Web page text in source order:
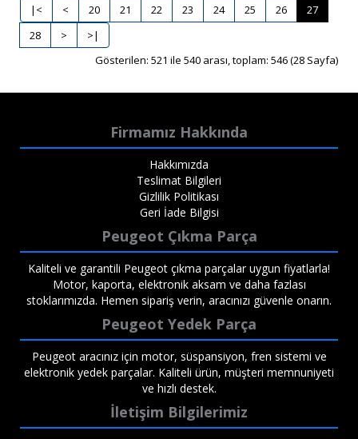
|< < 20 21 22 23 24 25 26
27
28
>
>|
Gösterilen: 521 ile 540 arası, toplam: 546 (28 Sayfa)
Firmamız Hakkında
Hakkımızda
Teslimat Bilgileri
Gizlilik Politikası
Geri İade Bilgisi
Peugeot Çıkma Parça
Kaliteli ve garantili Peugeot çıkma parçalar uygun fiyatlarla!
Motor, kaporta, elektronik aksam ve daha fazlası
stoklarımızda. Hemen sipariş verin, aracınızı güvenle onarın.
Peugeot Yedek Parça
Peugeot aracınız için motor, süspansiyon, fren sistemi ve
elektronik yedek parçalar. Kaliteli ürün, müşteri memnuniyeti
ve hızlı destek.
İletişim Bilgilerimiz